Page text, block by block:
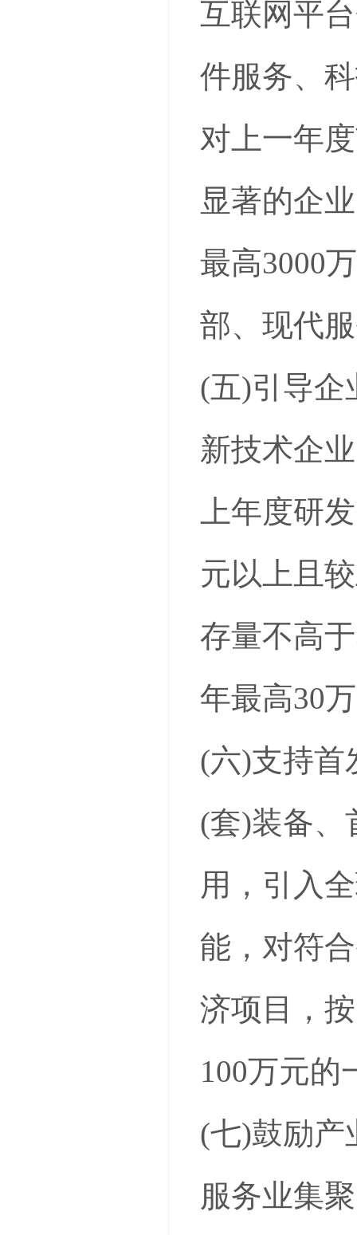
互联网平
件服务、
对上一年
显著的企
最高3000
部、现代
(五)引导企
新技术企
上年度研
元以上且
存量不高
年最高30
(六)支持首
(套)装备、
用，引入
能，对符
济项目，
100万元的
(七)鼓励产
服务业集